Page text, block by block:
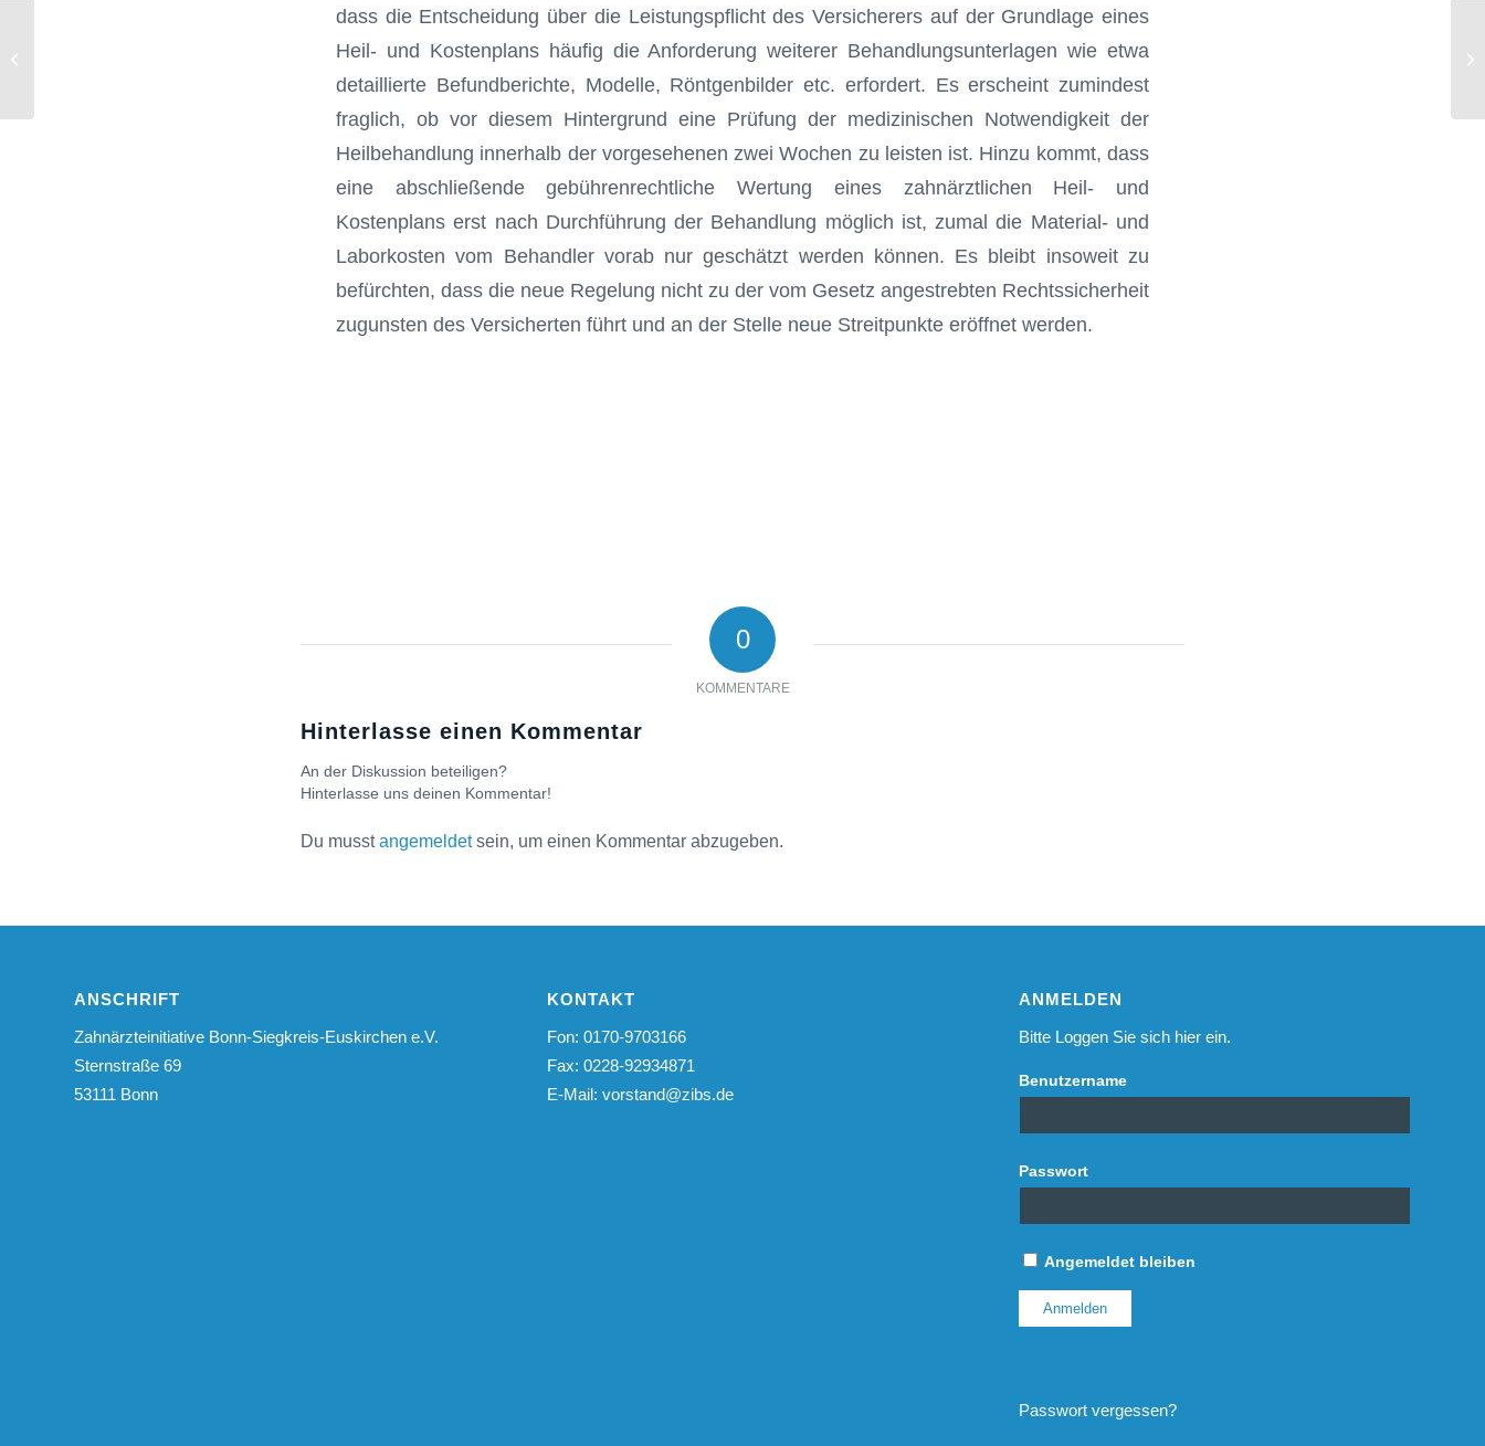
dass die Entscheidung über die Leistungspflicht des Versicherers auf der Grundlage eines
Heil- und Kostenplans häufig die Anforderung weiterer Behandlungsunterlagen wie etwa
detaillierte Befundberichte, Modelle, Röntgenbilder etc. erfordert. Es erscheint zumindest
fraglich, ob vor diesem Hintergrund eine Prüfung der medizinischen Notwendigkeit der
Heilbehandlung innerhalb der vorgesehenen zwei Wochen zu leisten ist. Hinzu kommt, dass
eine abschließende gebührenrechtliche Wertung eines zahnärztlichen Heil- und
Kostenplans erst nach Durchführung der Behandlung möglich ist, zumal die Material- und
Laborkosten vom Behandler vorab nur geschätzt werden können. Es bleibt insoweit zu
befürchten, dass die neue Regelung nicht zu der vom Gesetz angestrebten Rechtssicherheit
zugunsten des Versicherten führt und an der Stelle neue Streitpunkte eröffnet werden.
0
KOMMENTARE
Hinterlasse einen Kommentar
An der Diskussion beteiligen?
Hinterlasse uns deinen Kommentar!
Du musstangemeldetsein, um einen Kommentar abzugeben.
ANSCHRIFT
Zahnärzteinitiative Bonn-Siegkreis-Euskirchen e.V.
Sternstraße 69
53111 Bonn
KONTAKT
Fon: 0170-9703166
Fax: 0228-92934871
E-Mail: vorstand@zibs.de
ANMELDEN
Bitte Loggen Sie sich hier ein.
Benutzername
Passwort
Angemeldet bleiben
Passwort vergessen?